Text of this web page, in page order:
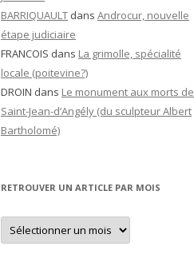
BARRIQUAULT dans Androcur, nouvelle
étape judiciaire
FRANCOIS dans La grimolle, spécialité
locale (poitevine?)
DROIN dans Le monument aux morts de
Saint-Jean-d’Angély (du sculpteur Albert
Bartholomé)
RETROUVER UN ARTICLE PAR MOIS
Retrouver
un
article